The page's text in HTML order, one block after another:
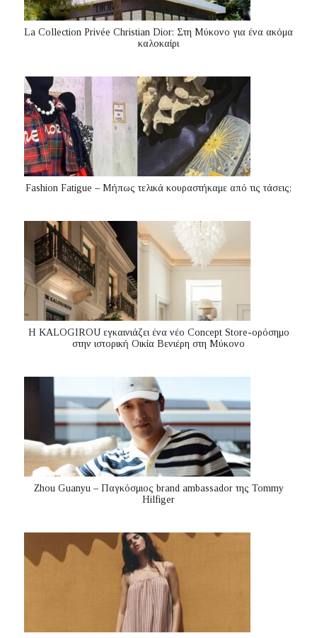
La Collection Privée Christian Dior: Στη Μύκονο για ένα ακόμα
καλοκαίρι
Fashion Fatigue – Μήπως τελικά κουραστήκαμε από τις τάσεις;
Η KALOGIROU εγκαινιάζει ένα νέο Concept Store-ορόσημο
στην ιστορική Οικία Βενιέρη στη Μύκονο
Zhou Guanyu – Παγκόσμιος brand ambassador της Tommy
Hilfiger